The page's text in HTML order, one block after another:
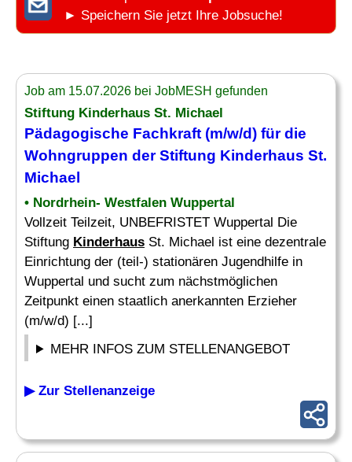
► Speichern Sie jetzt Ihre Jobsuche!
Job am 15.07.2026 bei JobMESH gefunden
Stiftung Kinderhaus St. Michael
Pädagogische Fachkraft (m/w/d) für die
Wohngruppen der Stiftung Kinderhaus St.
Michael
• Nordrhein- Westfalen Wuppertal
Vollzeit Teilzeit, UNBEFRISTET Wuppertal Die
Stiftung Kinderhaus St. Michael ist eine dezentrale
Einrichtung der (teil-) stationären Jugendhilfe in
Wuppertal und sucht zum nächstmöglichen
Zeitpunkt einen staatlich anerkannten Erzieher
(m/w/d) [...]
MEHR INFOS ZUM STELLENANGEBOT
▶ Zur Stellenanzeige